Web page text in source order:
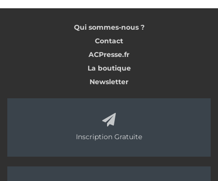
ou moyen terme ?
Qui sommes-nous ?
Contact
ACPresse.fr
La boutique
Newsletter
Inscription Gratuite